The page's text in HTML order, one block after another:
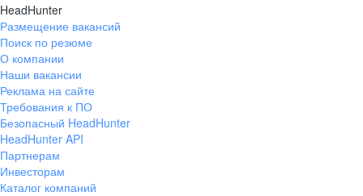
Нам важно, чтобы
вы росли и развивались
с нами
ПРОЗРАЧНАЯ СИСТЕМА МОТИВАЦИИ
Предоставляем все
возможности для развития
Нашим сотрудникам доступны все инструменты для
HeadHunter
Размещение вакансий
Поиск по резюме
О компании
Наши вакансии
Реклама на сайте
Требования к ПО
Безопасный HeadHunter
HeadHunter API
Партнерам
Инвесторам
Каталог компаний